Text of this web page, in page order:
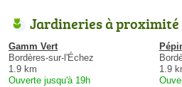
Jardineries à proximité
Gamm Vert
Bordères-sur-l'Échez
1.9 km
Ouverte jusqu'à 19h
1.9